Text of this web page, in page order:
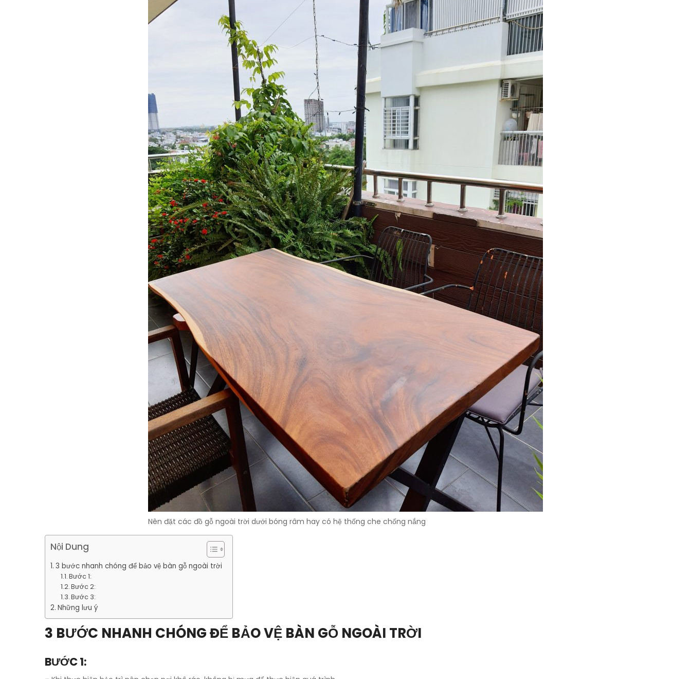
Nên đặt các đồ gỗ ngoài trời dưới bóng râm hay có hệ thống che chống nắng
Nội Dung
3 bước nhanh chóng để bảo vệ bàn gỗ ngoài trời
Bước 1:
Bước 2:
Bước 3:
Những lưu ý
3 BƯỚC NHANH CHÓNG ĐỂ BẢO VỆ BÀN GỖ NGOÀI TRỜI
BƯỚC 1: